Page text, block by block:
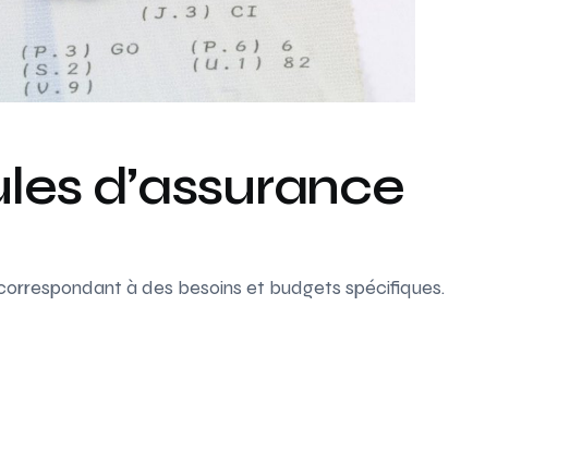
d’assurance
à des besoins et budgets spécifiques.